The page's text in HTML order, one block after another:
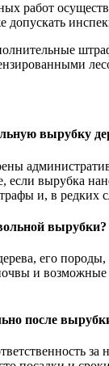
работ
допускать
вырубку
если вырубка
и, в редких
вырубки?
его
и
после